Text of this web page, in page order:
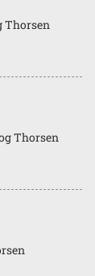
Thorsen
Thorsen